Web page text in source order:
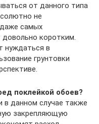
от данного типа
не
самых
коротким.
нуждаться в
грунтовки
поклейкой обоев?
в данном случае также
закрепляющую